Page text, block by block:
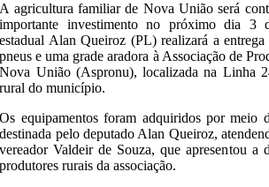
A agricultura familiar de Nova União será
importante investimento no próximo dia 3
estadual Alan Queiroz (PL) realizará a
pneus e uma grade aradora à Associação de
Nova União (Aspronu), localizada na Linha
rural do município.
Os equipamentos foram adquiridos por meio
destinada pelo deputado Alan Queiroz,
vereador Valdeir de Souza, que apresentou a
produtores rurais da associação.